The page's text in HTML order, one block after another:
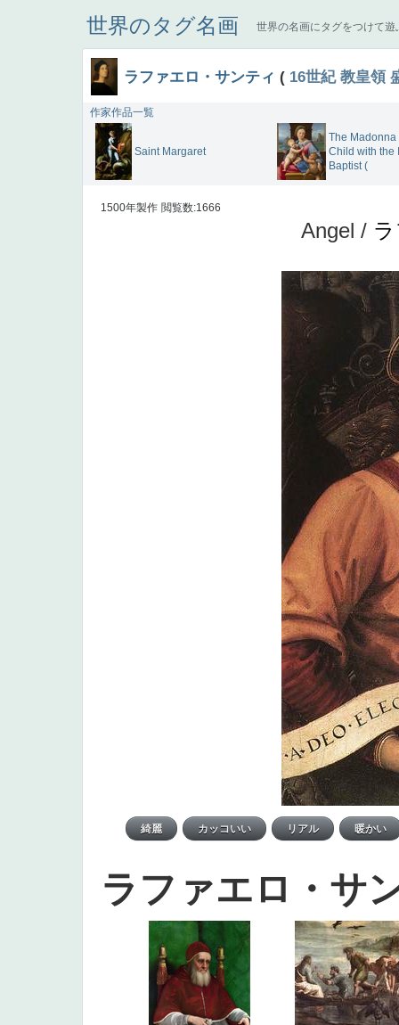
世界のタグ名画 世界の名画にタグをつけて遊
ラファエロ・サンティ ( 16世紀 教皇領
作家作品一覧
Saint Margaret
The Madonna
Child with the
Baptist (
1500年製作 閲覧数:1666
Angel /
ラファエロ・サ